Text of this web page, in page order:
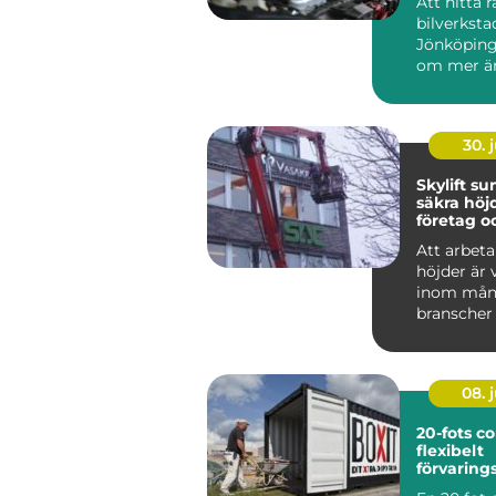
om mer
Bilen är
30.
Skylift
säkra
företag
Att
höjder är
inom
och
08.
20-fots
flexibelt